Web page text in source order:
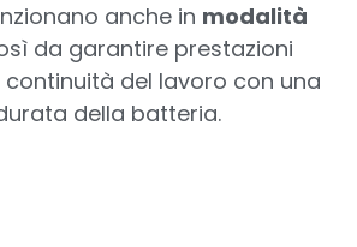
anche in modalità
da garantire prestazioni
continuità del lavoro con una
della batteria.